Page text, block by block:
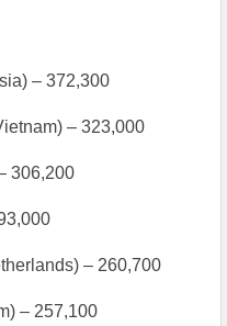
– 372,300
– 323,000
306,200
– 260,700
– 257,100